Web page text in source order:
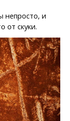
непросто, и
от скуки.